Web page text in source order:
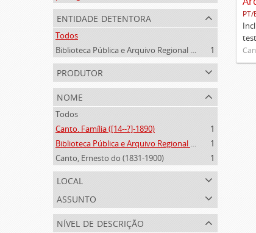
entidade detentora
Todos
Biblioteca Pública e Arquivo Regional de Ponta Delgada
1
produtor
nome
Todos
Canto. Família ([14--?]-1890)
1
Biblioteca Pública e Arquivo Regional de Ponta Delgada (1841- )
1
Canto, Ernesto do (1831-1900)
1
local
assunto
nível de descrição
PT/